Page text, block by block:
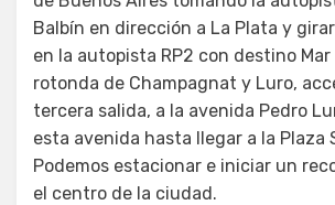
Balbín en dirección a La Plata y
en la autopista RP2 con destino Mar
rotonda de Champagnat y Luro,
tercera salida, a la avenida Pedro
esta avenida hasta llegar a la Plaza
Podemos estacionar e iniciar un
el centro de la ciudad.